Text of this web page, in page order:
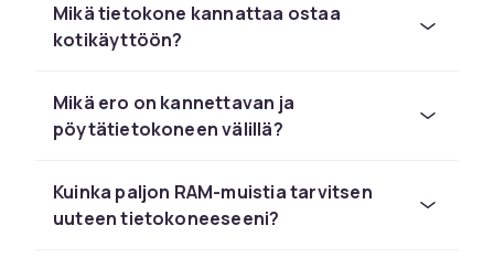
Pöytätietokone
kotitoimisto tai surffitietokone, mutta se on
myös optimaalinen pelaamiseen, musiikin ja
tietokoneen suorituskyvyn, voit täydentää sitä
suuremmalla näytöllä ja ergonomisilla
Mikä tietokone kannattaa ostaa
kotikäyttöön?
Mikä ero on kannettavan ja
pöytätietokoneen välillä?
Kuinka paljon RAM-muistia tarvitsen
uuteen tietokoneeseeni?